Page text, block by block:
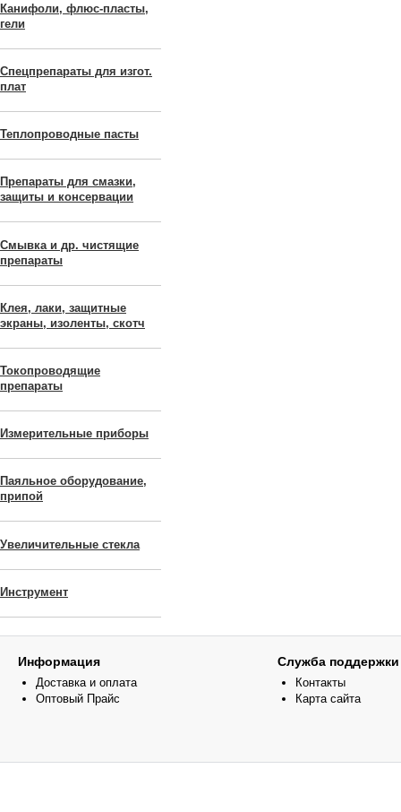
Канифоли, флюс-пласты,
гели
Спецпрепараты для изгот.
плат
Теплопроводные пасты
Препараты для смазки,
защиты и консервации
Смывка и др. чистящие
препараты
Клея, лаки, защитные
экраны, изоленты, скотч
Токопроводящие
препараты
Измерительные приборы
Паяльное оборудование,
припой
Увеличительные стекла
Инструмент
Информация
Доставка и оплата
Оптовый Прайс
Служба поддержки
Контакты
Карта сайта